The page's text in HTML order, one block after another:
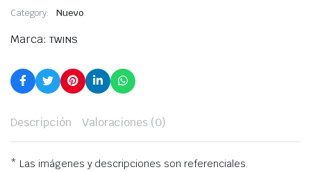
Category: Nuevo
Marca: TWINS
Descripción Valoraciones (0)
* Las imágenes y descripciones son referenciales.